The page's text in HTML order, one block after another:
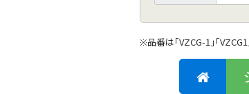
※品番は「VZCG-1」「VZCG1